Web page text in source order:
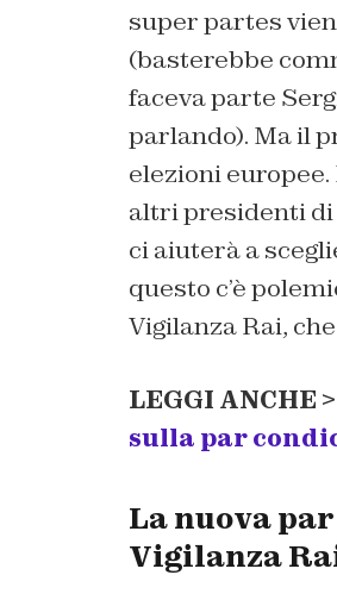
super partes
(basterebbe
faceva parte
parlando). Ma il
elezioni
altri presidenti di
ci aiuterà a
questo c’è
Vigilanza Rai,
LEGGI ANCHE >
sulla par
La nuova
Vigilanza